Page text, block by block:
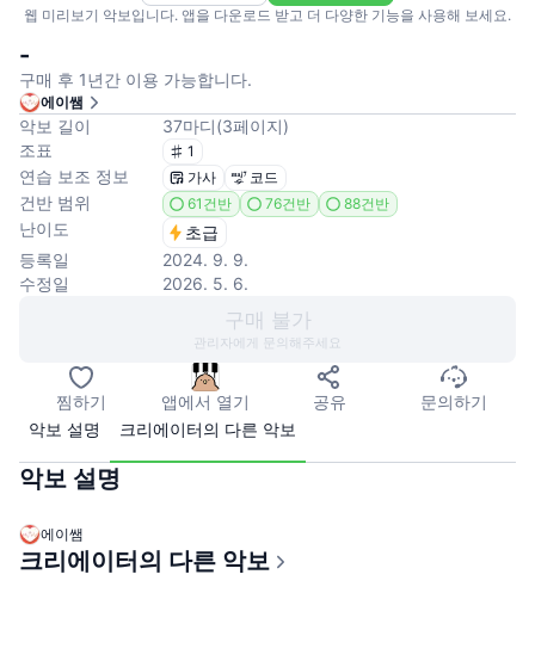
웹 미리보기 악보입니다. 앱을 다운로드 받고 더 다양한 기능을 사용해 보세요.
-
구매 후 1년간 이용 가능합니다.
에이쌤
악보 길이 37마디(3페이지)
조표
1
연습 보조 정보 가사 코드
건반 범위 61건반 76건반 88건반
난이도
초급
등록일
2024. 9. 9.
수정일
2026. 5. 6.
구매 불가
관리자에게 문의해주세요
찜하기 앱에서 열기 공유
문의하기
악보 설명
크리에이터의 다른 악보
악보 설명
에이쌤
크리에이터의 다른 악보